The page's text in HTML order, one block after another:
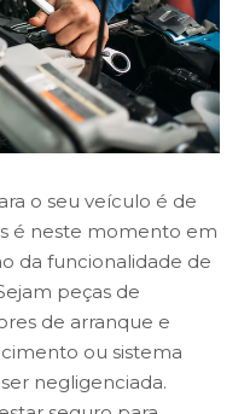
o seu veículo é de
é neste momento em
da funcionalidade de
peças de
de arranque e
ou sistema
negligenciada.